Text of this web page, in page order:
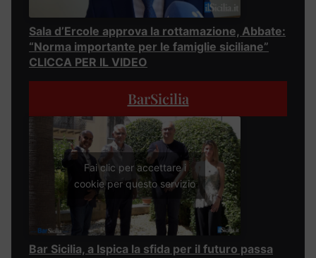
Sala d’Ercole approva la rottamazione, Abbate:
“Norma importante per le famiglie siciliane”
CLICCA PER IL VIDEO
BarSicilia
Fai clic per accettare i
cookie per questo servizio
Bar Sicilia, a Ispica la sfida per il futuro passa